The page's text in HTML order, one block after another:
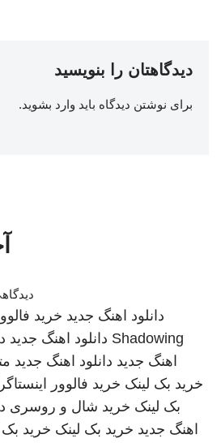
دیدگاهتان را بنویسید
برای نوشتن دیدگاه باید وارد بشوید.
دانلود اهنگ جدید خرید
Shadowing دانلود اهنگ جدید
اهنگ جدید دانلود اهنگ جدید
خرید بک لینک خرید فالوور
بک لینک خرید شال و روسری
اهنگ جدید خرید بک لینک خرید بک